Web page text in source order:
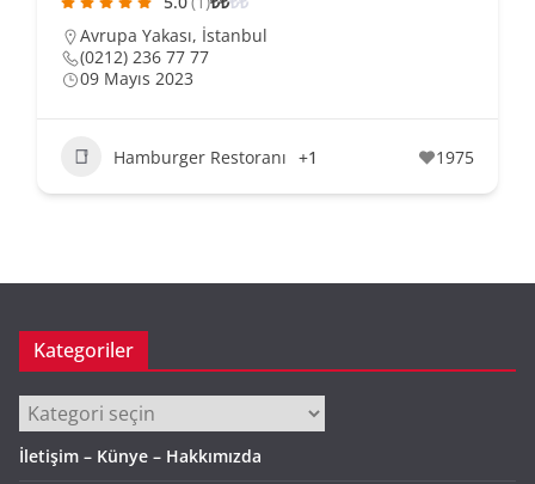
Avrupa Yakası, İstanbul
(0212) 236 77 77
09 Mayıs 2023
Hamburger Restoranı +1 1975
Kategoriler
Kategoriler
İletişim – Künye – Hakkımızda